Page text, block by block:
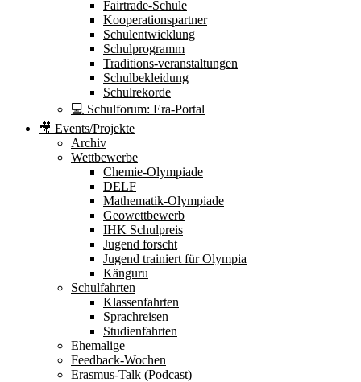
Fairtrade-Schule
Kooperationspartner
Schulentwicklung
Schulprogramm
Traditions-veranstaltungen
Schulbekleidung
Schulrekorde
💻 Schulforum: Era-Portal
🎥 Events/Projekte
Archiv
Wettbewerbe
Chemie-Olympiade
DELF
Mathematik-Olympiade
Geowettbewerb
IHK Schulpreis
Jugend forscht
Jugend trainiert für Olympia
Känguru
Schulfahrten
Klassenfahrten
Sprachreisen
Studienfahrten
Ehemalige
Feedback-Wochen
Erasmus-Talk (Podcast)